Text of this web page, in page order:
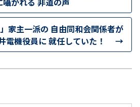
家主一派の 自由同和会関係者が
電機役員に 就任していた！ →